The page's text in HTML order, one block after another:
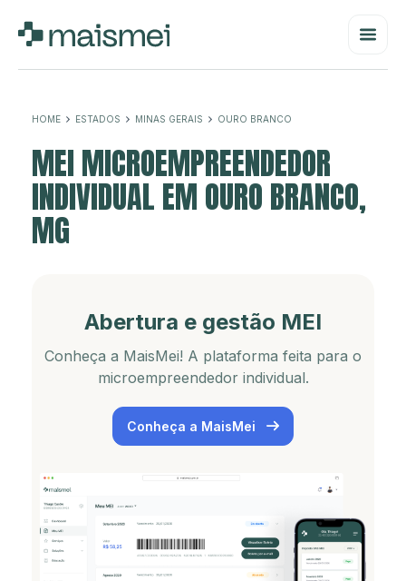
HOME ESTADOS MINAS GERAIS OURO BRANCO
MEI MICROEMPREENDEDOR
INDIVIDUAL EM OURO BRANCO,
MG
Abertura e gestão MEI
Conheça a MaisMei! A plataforma feita para o
microempreendedor individual.
Conheça a MaisMei